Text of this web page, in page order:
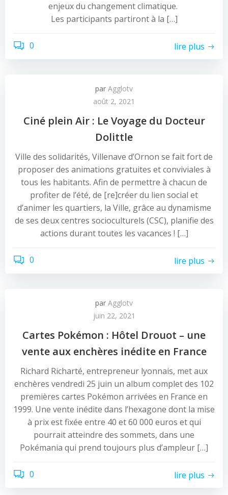
enjeux du changement climatique.
Les participants partiront à la […]
0 lire plus
par Agglotv
août 2, 2021
Ciné plein Air : Le Voyage du Docteur
Dolittle
Ville des solidarités, Villenave d’Ornon se fait fort de
proposer des animations gratuites et conviviales à
tous les habitants. Afin de permettre à chacun de
profiter de l’été, de [re]créer du lien social et
d’animer les quartiers, la Ville, grâce au dynamisme
de ses deux centres socioculturels (CSC), planifie des
actions durant toutes les vacances ! […]
0 lire plus
par Agglotv
juin 22, 2021
Cartes Pokémon : Hôtel Drouot – une
vente aux enchères inédite en France
Richard Richarté, entrepreneur lyonnais, met aux
enchères vendredi 25 juin un album complet des 102
premières cartes Pokémon arrivées en France en
1999. Une vente inédite dans l’hexagone dont la mise
à prix est fixée entre 40 et 60 000 euros et qui
pourrait atteindre des sommets, dans une
Pokémania qui prend toujours plus d’ampleur […]
0 lire plus